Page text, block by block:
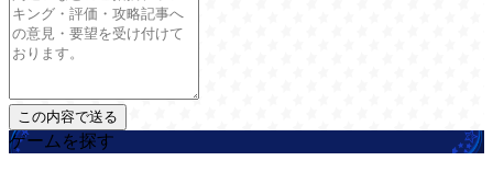
ゲームを探す